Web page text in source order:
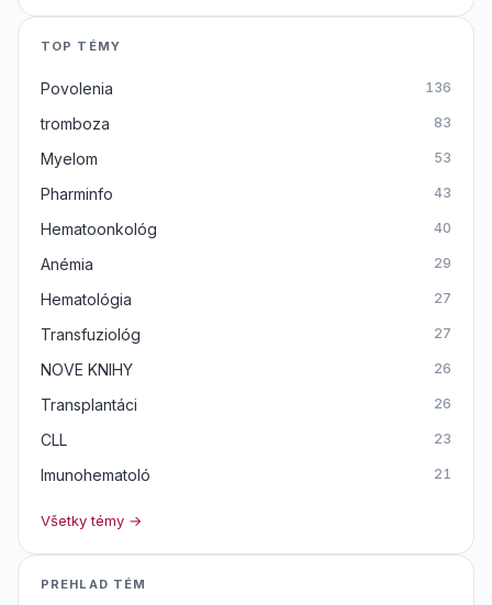
TOP TÉMY
Povolenia 136
tromboza 83
Myelom 53
Pharminfo 43
Hematoonkológ 40
Anémia 29
Hematológia 27
Transfuziológ 27
NOVE KNIHY 26
Transplantáci 26
CLL 23
Imunohematoló 21
Všetky témy →
PREHLAD TÉM